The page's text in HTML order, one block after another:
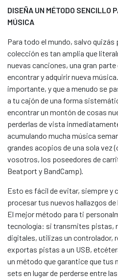
DISEÑA UN MÉTODO SENCILLO
MÚSICA
Para todo el mundo, salvo quizás
colección es tan amplia que
nuevas canciones, una gran
encontrar y adquirir nueva
importante, y que a menudo se
a tu cajón de una forma
encontrar un montón de cosas
perderlas de vista
acumulando mucha música
grandes acopios de una sola vez
vosotros, los poseedores de
Beatport y BandCamp).
Esto es fácil de evitar, siempre y
procesar tus nuevos hallazgos
El mejor método para ti
tecnología: si transmites pistas,
digitales, utilizas un controlador,
exportas pistas a un USB,
un método que garantice que tus
sets en lugar de perderse entre